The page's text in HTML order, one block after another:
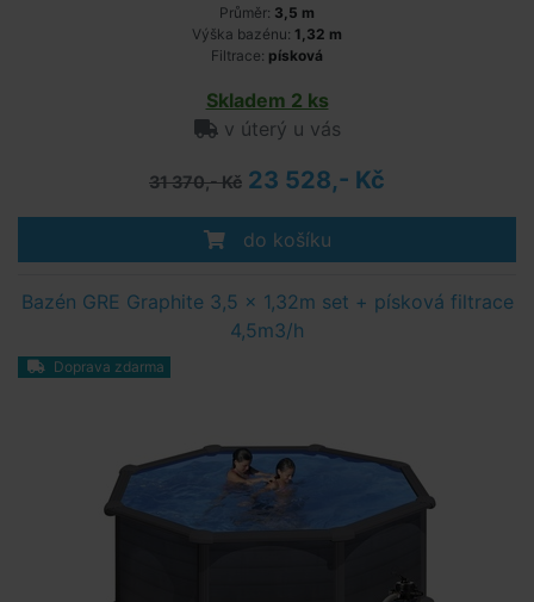
Průměr: 3,5 m
Výška bazénu: 1,32 m
Filtrace: písková
Skladem 2 ks
v úterý u vás
31 370,- Kč 23 528,- Kč
do košíku
Bazén GRE Graphite 3,5 x 1,32m set + písková filtrace
4,5m3/h
Doprava zdarma